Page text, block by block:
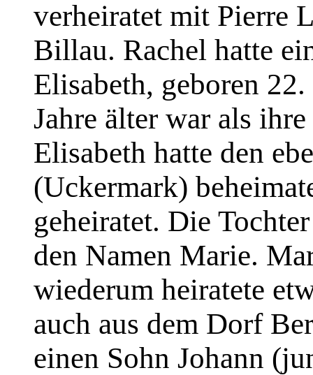
verheiratet mit Pierre
Billau. Rachel hatte
Elisabeth, geboren
Jahre älter war als
Elisabeth hatte den
(Uckermark)
geheiratet. Die
den Namen Marie.
wiederum heiratete
auch aus dem Dorf
einen Sohn Johann